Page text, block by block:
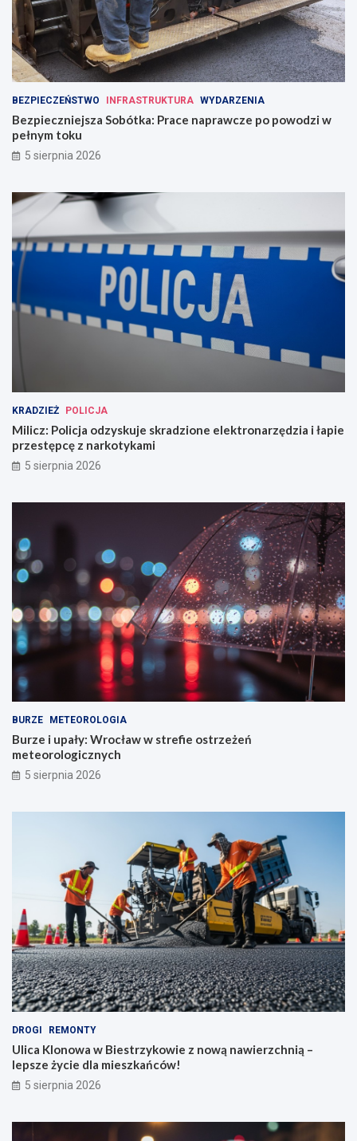
BEZPIECZEŃSTWO INFRASTRUKTURA WYDARZENIA
Bezpieczniejsza Sobótka: Prace naprawcze po powodzi w
pełnym toku
5 sierpnia 2026
KRADZIEŻ POLICJA
Milicz: Policja odzyskuje skradzione elektronarzędzia i łapie
przestępcę z narkotykami
5 sierpnia 2026
BURZE METEOROLOGIA
Burze i upały: Wrocław w strefie ostrzeżeń
meteorologicznych
5 sierpnia 2026
DROGI REMONTY
Ulica Klonowa w Biestrzykowie z nową nawierzchnią –
lepsze życie dla mieszkańców!
5 sierpnia 2026